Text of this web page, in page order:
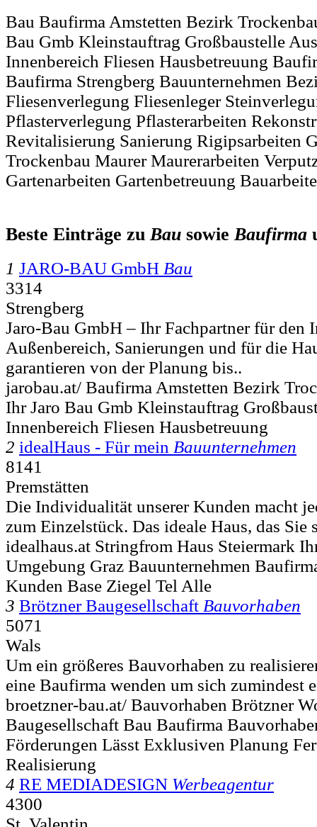
Bau Baufirma Amstetten Bezirk
Bau Gmb Kleinstauftrag Großbaustelle
Innenbereich Fliesen Hausbetreuung
Baufirma Strengberg Bauunternehmen
Fliesenverlegung Fliesenleger
Pflasterverlegung Pflasterarbeiten
Revitalisierung Sanierung Rigipsarbeiten
Trockenbau Maurer Maurerarbeiten
Gartenarbeiten Gartenbetreuung
Beste Einträge zuBau sowieBaufirma
1 JARO-BAU GmbH Bau
3314
Strengberg
Jaro-Bau GmbH – Ihr Fachpartner für den
Außenbereich, Sanierungen und für die
garantieren von der Planung bis..
jarobau.at/ Baufirma Amstetten Bezirk
Ihr Jaro Bau Gmb Kleinstauftrag
Innenbereich Fliesen Hausbetreuung
2 idealHaus - Für mein Bauunternehmen
8141
Premstätten
Die Individualität unserer Kunden macht
zum Einzelstück. Das ideale Haus, das Sie
idealhaus.at Stringfrom Haus Steiermark
Umgebung Graz Bauunternehmen
Kunden Base Ziegel Tel Alle
3 Brötzner Baugesellschaft Bauvorhaben
5071
Wals
Um ein größeres Bauvorhaben zu
eine Baufirma wenden um sich zumindest
broetzner-bau.at/ Bauvorhaben Brötzner
Baugesellschaft Bau Baufirma
Förderungen Lässt Exklusiven Planung
Realisierung
4 RE MEDIADESIGN Werbeagentur
4300